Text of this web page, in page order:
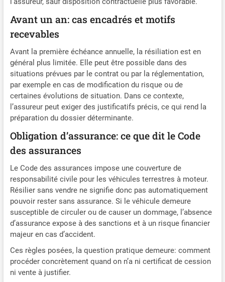
Avant un an: cas encadrés et motifs
recevables
Avant la première échéance annuelle, la résiliation est en
général plus limitée. Elle peut être possible dans des
situations prévues par le contrat ou par la réglementation,
par exemple en cas de modification du risque ou de
certaines évolutions de situation. Dans ce contexte,
l’assureur peut exiger des justificatifs précis, ce qui rend la
préparation du dossier déterminante.
Obligation d’assurance: ce que dit le Code
des assurances
Le Code des assurances impose une couverture de
responsabilité civile pour les véhicules terrestres à moteur.
Résilier sans vendre ne signifie donc pas automatiquement
pouvoir rester sans assurance. Si le véhicule demeure
susceptible de circuler ou de causer un dommage, l’absence
d’assurance expose à des sanctions et à un risque financier
majeur en cas d’accident.
Ces règles posées, la question pratique demeure: comment
procéder concrètement quand on n’a ni certificat de cession
ni vente à justifier.